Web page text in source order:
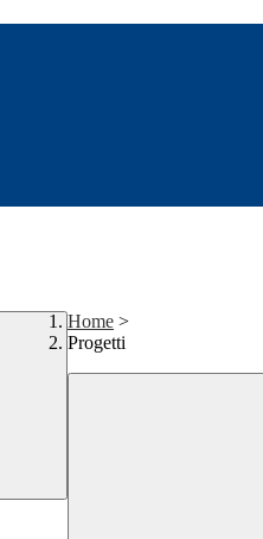
Home >
Progetti